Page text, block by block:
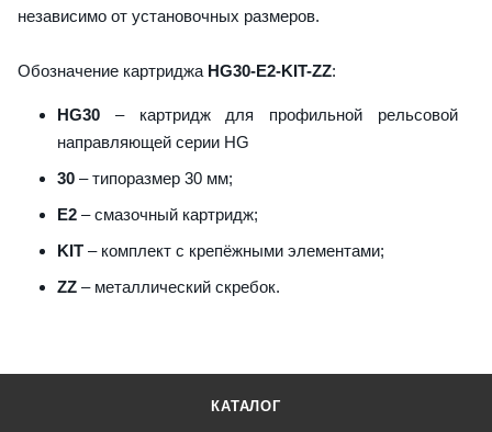
независимо от установочных размеров.
Обозначение картриджа HG30-E2-KIT-ZZ:
HG30 – картридж для профильной рельсовой
направляющей серии HG
30 – типоразмер 30 мм;
E2 – смазочный картридж;
KIT – комплект с крепёжными элементами;
ZZ – металлический скребок.
КАТАЛОГ